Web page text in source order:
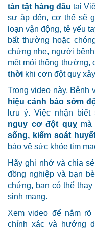
tàn tật hàng đầu tại
sự ập đến, cơ thể sẽ
loạn vận động, tê yếu
bất thường hoặc
chứng nhẹ, người
mệt mỏi thông thường,
thời khi cơn đột quỵ
Trong video này, Bệnh
hiệu cảnh báo sớm
lưu ý. Việc nhận biết
nguy cơ đột quỵmà
sống, kiểm soát
bảo vệ sức khỏe tim
Hãy ghi nhớ và chia
đồng nghiệp và bạn
chứng, bạn có thể
sinh mạng.
Xem video để nắm
chính xác và hướng